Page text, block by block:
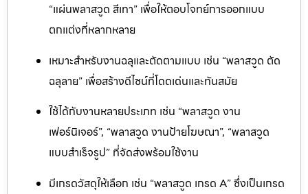
“แผ่นพลาสวูด สีเทา” เพื่อให้ตอบโจทย์การออกแบบ
ตกแต่งที่หลากหลาย
เหมาะสำหรับงานฉลุและตัดตามแบบ เช่น “พลาสวูด ตัด
ฉลุลาย” เพื่อสร้างดีไซน์ที่โดดเด่นและทันสมัย
ใช้ได้กับงานหลายประเภท เช่น “พลาสวูด งาน
เฟอร์นิเจอร์”, “พลาสวูด งานป้ายโฆษณา”, “พลาสวูด
แบบสำเร็จรูป” ที่จัดส่งพร้อมใช้งาน
มีเกรดวัสดุให้เลือก เช่น “พลาสวูด เกรด A” ซึ่งเป็นเกรด